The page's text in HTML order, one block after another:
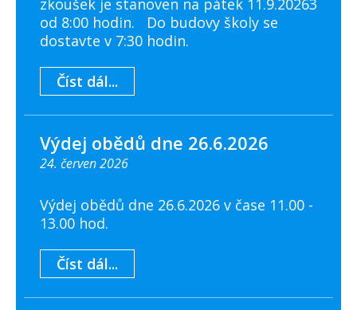
zkoušek je stanoven na pátek 11.9.20263
od 8:00 hodin. Do budovy školy se
dostavte v 7:30 hodin.
Číst dál...
Výdej obědů dne 26.6.2026
24. červen 2026
Výdej obědů dne 26.6.2026 v čase 11.00 -
13.00 hod.
Číst dál...